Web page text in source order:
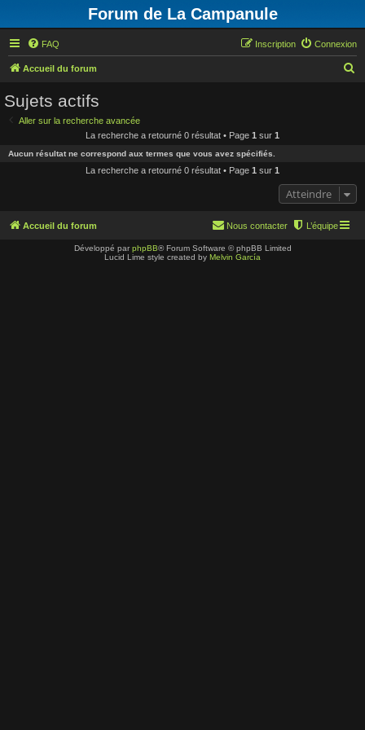
Forum de La Campanule
FAQ Connexion
Inscription
Accueil du forum
c
h
Sujets actifs
Aller sur la recherche avancée
La recherche a retourné 0 résultat • Page 1 sur 1
Aucun résultat ne correspond aux termes que vous avez spécifiés.
La recherche a retourné 0 résultat • Page 1 sur 1
Atteindre
Accueil du forum L’équipe
Nous contacter
Développé par phpBB® Forum Software © phpBB Limited
Lucid Lime style created by Melvin García